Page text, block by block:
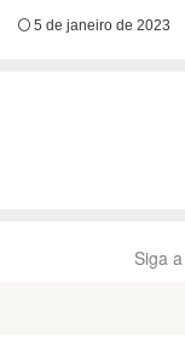
5 de janeiro de 2023
Siga